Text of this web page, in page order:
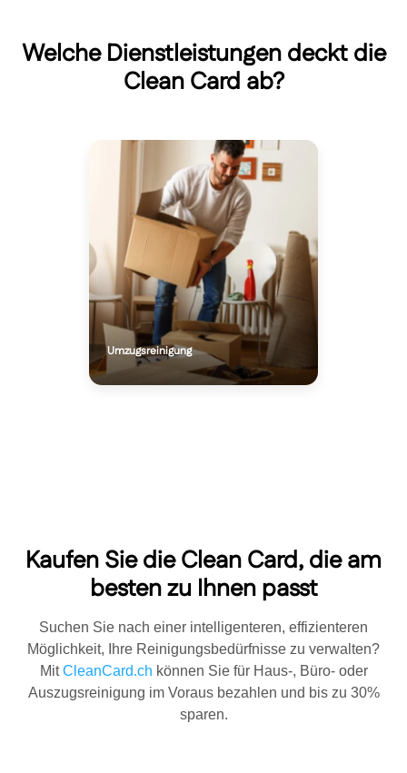
Welche Dienstleistungen deckt die
Clean Card ab?
Umzugsreinigung
Kaufen Sie die Clean Card, die am
besten zu Ihnen passt
Suchen Sie nach einer intelligenteren, effizienteren
Möglichkeit, Ihre Reinigungsbedürfnisse zu verwalten?
MitCleanCard.ch können Sie für Haus-, Büro- oder
Auszugsreinigung im Voraus bezahlen und bis zu 30%
sparen.